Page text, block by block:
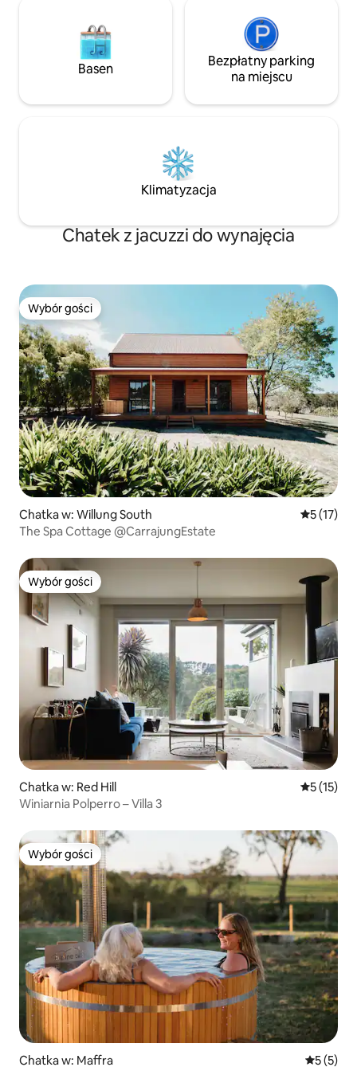
Basen
Bezpłatny parking
na miejscu
Klimatyzacja
Chatek z jacuzzi do wynajęcia
Wybór gości
Wybór gości
Chatka w: Willung South Średnia
5 (17)
The Spa Cottage @CarrajungEstate
Wybór gości
Wybór gości
Chatka w: Red Hill Średnia
5 (15)
Winiarnia Polperro – Villa 3
Wybór gości
Wybór gości
Chatka w: Maffra Średnia
5 (5)